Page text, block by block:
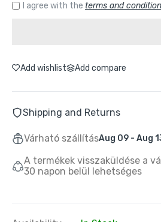
Ezüst
0,7 l – Zöld
CO₂ patron – Piros
9.890 Ft 20.090 Ft
I agree with the terms and
Add wishlist Add compare
Shipping and Returns
Várható szállításAug 09 - Aug
A termékek visszaküldése a
30 napon belül lehetséges